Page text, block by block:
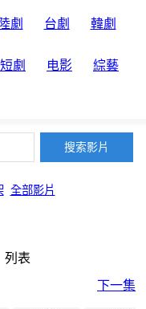
陸劇 台劇 韓劇
短劇 电影 綜藝
全部影片
列表
下一集